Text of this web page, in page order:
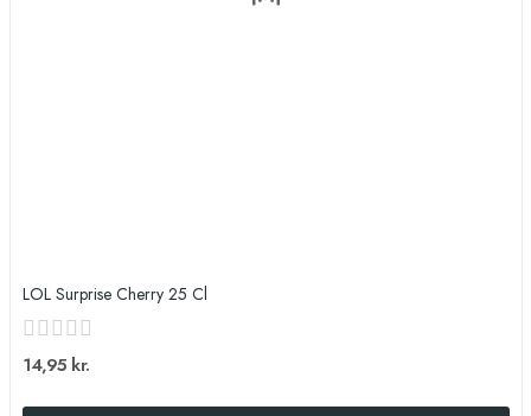
LOL Surprise Cherry 25 Cl
14,95 kr.